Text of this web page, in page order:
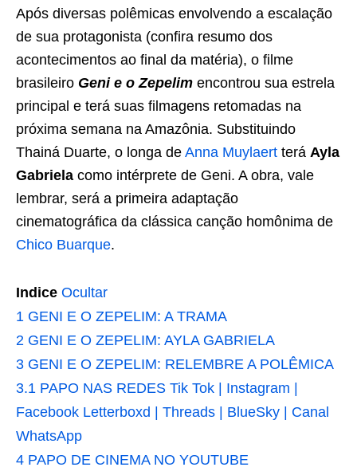
Após diversas polêmicas envolvendo a escalação
de sua protagonista (confira resumo dos
acontecimentos ao final da matéria), o filme
brasileiro Geni e o Zepelim encontrou sua estrela
principal e terá suas filmagens retomadas na
próxima semana na Amazônia. Substituindo
Thainá Duarte, o longa de Anna Muylaert terá Ayla
Gabriela como intérprete de Geni. A obra, vale
lembrar, será a primeira adaptação
cinematográfica da clássica canção homônima de
Chico Buarque.
Indice Ocultar
1 GENI E O ZEPELIM: A TRAMA
2 GENI E O ZEPELIM: AYLA GABRIELA
3 GENI E O ZEPELIM: RELEMBRE A POLÊMICA
3.1 PAPO NAS REDES Tik Tok | Instagram |
Facebook Letterboxd | Threads | BlueSky | Canal
WhatsApp
4 PAPO DE CINEMA NO YOUTUBE